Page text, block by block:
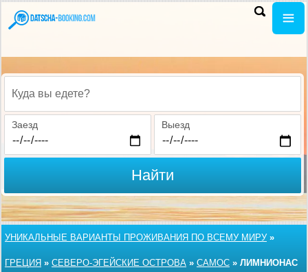
Куда вы едете?
Заезд Выезд
Найти
УНИКАЛЬНЫЕ ВАРИАНТЫ ПРОЖИВАНИЯ ПО ВСЕМУ МИРУ»
ГРЕЦИЯ » СЕВЕРО-ЭГЕЙСКИЕ ОСТРОВА » САМОС » ЛИМНИОНАС